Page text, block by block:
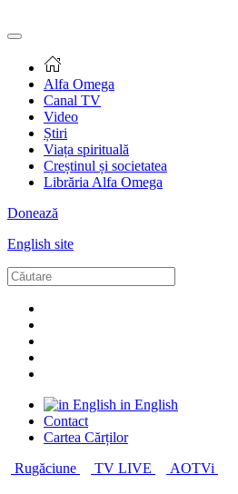
Alfa Omega
Canal TV
Video
Știri
Viața spirituală
Creștinul și societatea
Librăria Alfa Omega
Donează
English site
in English
Contact
Cartea Cărților
Rugăciune
TV LIVE AOTVi